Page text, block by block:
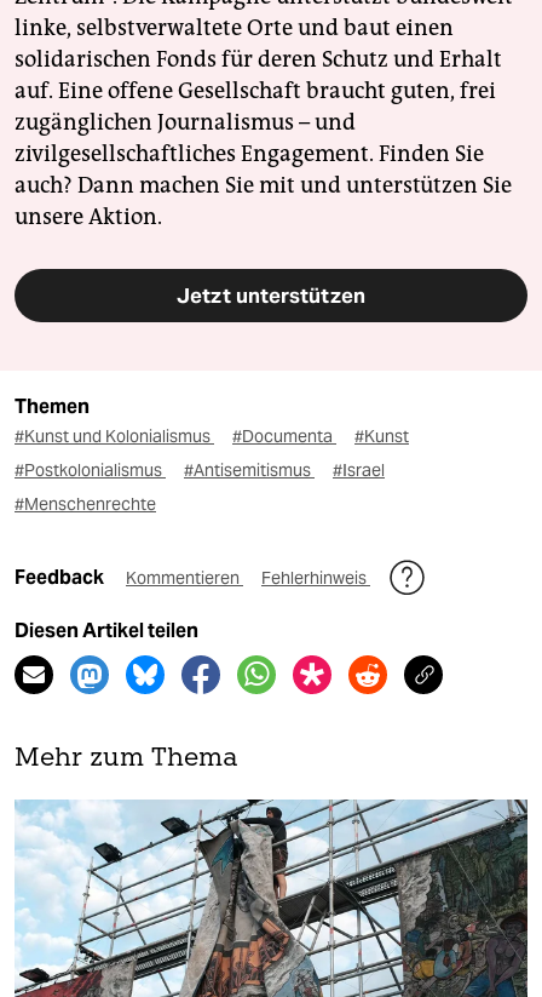
linke, selbstverwaltete Orte und baut einen
solidarischen Fonds für deren Schutz und Erhalt
auf. Eine offene Gesellschaft braucht guten, frei
zugänglichen Journalismus – und
zivilgesellschaftliches Engagement. Finden Sie
auch? Dann machen Sie mit und unterstützen Sie
unsere Aktion.
Jetzt unterstützen
Themen
#Kunst und Kolonialismus #Documenta
#Kunst
#Postkolonialismus
#Antisemitismus
#Israel
#Menschenrechte
Feedback Kommentieren Fehlerhinweis
Diesen Artikel teilen
Mehr zum Thema